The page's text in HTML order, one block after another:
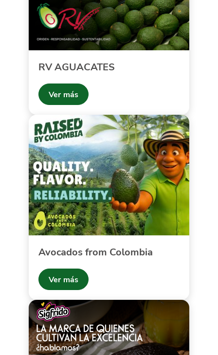
RV AGUACATES
Ver más
Avocados from Colombia
Ver más